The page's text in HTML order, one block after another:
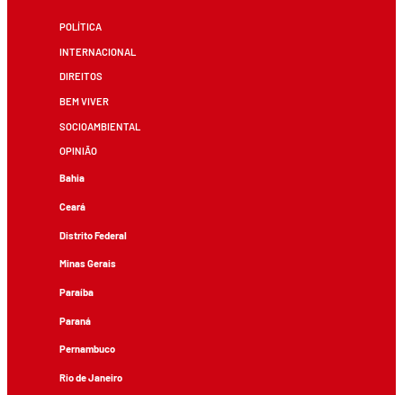
POLÍTICA
INTERNACIONAL
DIREITOS
BEM VIVER
SOCIOAMBIENTAL
OPINIÃO
Bahia
Ceará
Distrito Federal
Minas Gerais
Paraíba
Paraná
Pernambuco
Rio de Janeiro